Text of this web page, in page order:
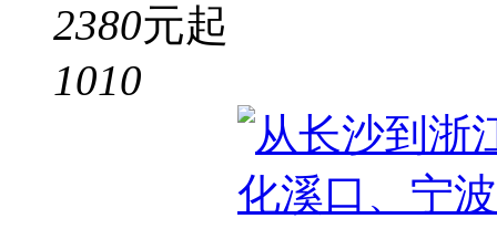
2380元起
1010